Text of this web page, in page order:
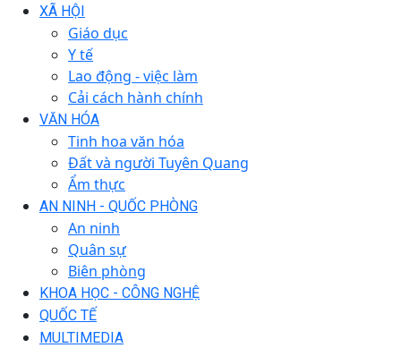
XÃ HỘI
Giáo dục
Y tế
Lao động - việc làm
Cải cách hành chính
VĂN HÓA
Tinh hoa văn hóa
Đất và người Tuyên Quang
Ẩm thực
AN NINH - QUỐC PHÒNG
An ninh
Quân sự
Biên phòng
KHOA HỌC - CÔNG NGHỆ
QUỐC TẾ
MULTIMEDIA